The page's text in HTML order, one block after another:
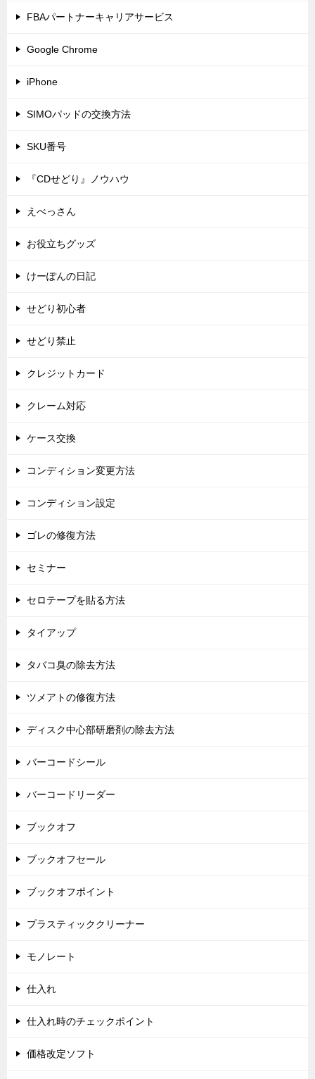
FBAパートナーキャリアサービス
Google Chrome
iPhone
SIMOパッドの交換方法
SKU番号
『CDせどり』ノウハウ
えべっさん
お役立ちグッズ
けーぽんの日記
せどり初心者
せどり禁止
クレジットカード
クレーム対応
ケース交換
コンディション変更方法
コンディション設定
ゴレの修復方法
セミナー
セロテープを貼る方法
タイアップ
タバコ臭の除去方法
ツメアトの修復方法
ディスク中心部研磨剤の除去方法
バーコードシール
バーコードリーダー
ブックオフ
ブックオフセール
ブックオフポイント
プラスティッククリーナー
モノレート
仕入れ
仕入れ時のチェックポイント
価格改定ソフト